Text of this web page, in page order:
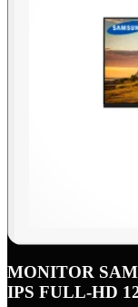
MONITOR
IPS FULL-HD